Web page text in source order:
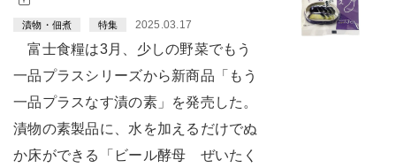
漬物・佃煮 特集 2025.03.17
富士食糧は3月、少しの野菜でもう
一品プラスシリーズから新商品「もう
一品プラスなす漬の素」を発売した。
漬物の素製品に、水を加えるだけでぬ
か床ができる「ビール酵母 ぜいたく